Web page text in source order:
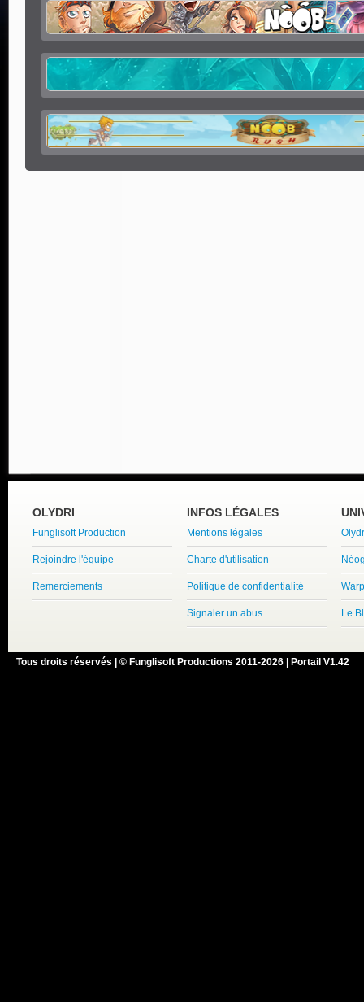
OLYDRI
Funglisoft Production
Rejoindre l'équipe
Remerciements
INFOS LÉGALES
Mentions légales
Charte d'utilisation
Politique de confidentialité
Signaler un abus Le
Tous droits réservés | © Funglisoft Productions 2011-2026 | Portail V1.42